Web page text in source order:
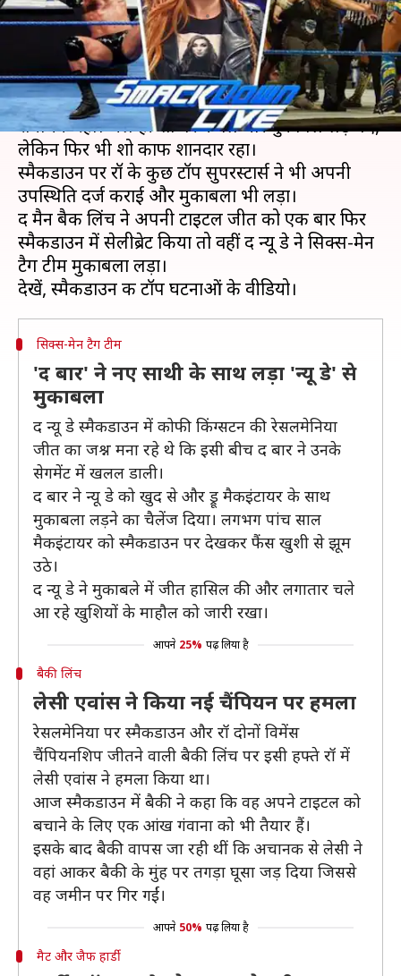
लेखन Neeraj Pandey Apr 10, 2019 12:46 pm
क्या है खबर?
रेसलमेनिया के बाद स्मैकडाउन का पहला एपिसोड काफी
रोमांचक रहा। भले ही शो पर केवल चार मुकाबले लड़े गए,
लेकिन फिर भी शो काफी शानदार रहा।
स्मैकडाउन पर रॉ के कुछ टॉप सुपरस्टार्स ने भी अपनी
उपस्थिति दर्ज कराई और मुकाबला भी लड़ा।
द मैन बैकी लिंच ने अपनी टाइटल जीत को एक बार फिर
स्मैकडाउन में सेलीब्रेट किया तो वहीं द न्यू डे ने सिक्स-मेन
टैग टीम मुकाबला लड़ा।
सिक्स-मेन टैग टीम
'द बार' ने नए साथी के साथ लड़ा 'न्यू डे' से
मुकाबला
द न्यू डे स्मैकडाउन में कोफी किंग्सटन की रेसलमेनिया
जीत का जश्न मना रहे थे कि इसी बीच द बार ने उनके
सेगमेंट में खलल डाली।
द बार ने न्यू डे को खुद से और ड्रू मैकइंटायर के साथ
मुकाबला लड़ने का चैलेंज दिया। लगभग पांच साल
मैकइंटायर को स्मैकडाउन पर देखकर फैंस खुशी से झूम
उठे।
द न्यू डे ने मुकाबले में जीत हासिल की और लगातार चले
आ रहे खुशियों के माहौल को जारी रखा।
आपने 25% पढ़ लिया है
बैकी लिंच
लेसी एवांस ने किया नई चैंपियन पर हमला
रेसलमेनिया पर स्मैकडाउन और रॉ दोनों विमेंस
चैंपियनशिप जीतने वाली बैकी लिंच पर इसी हफ्ते रॉ में
लेसी एवांस ने हमला किया था।
आज स्मैकडाउन में बैकी ने कहा कि वह अपने टाइटल को
बचाने के लिए एक आंख गंवाना को भी तैयार हैं।
इसके बाद बैकी वापस जा रही थीं कि अचानक से लेसी ने
वहां आकर बैकी के मुंह पर तगड़ा घूसा जड़ दिया जिससे
वह जमीन पर गिर गईं।
आपने 50% पढ़ लिया है
मैट और जैफ हार्डी